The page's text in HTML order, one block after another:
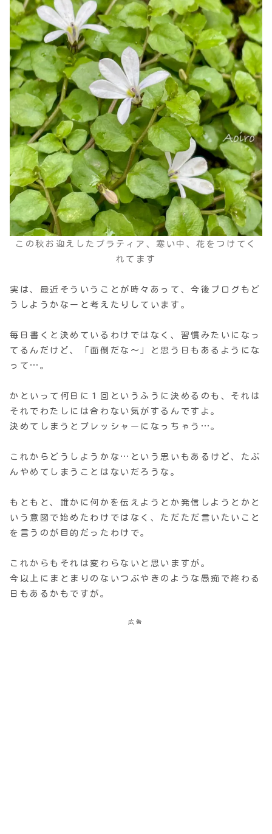
この秋お迎えしたプラティア、寒い中、花をつけてく
れてます
実は、最近そういうことが時々あって、今後ブログもど
うしようかなーと考えたりしています。
毎日書くと決めているわけではなく、習慣みたいになっ
てるんだけど、「面倒だな〜」と思う日もあるようにな
って…。
かといって何日に１回というふうに決めるのも、それは
それでわたしには合わない気がするんですよ。
決めてしまうとプレッシャーになっちゃう…。
これからどうしようかな…という思いもあるけど、たぶ
んやめてしまうことはないだろうな。
もともと、誰かに何かを伝えようとか発信しようとかと
いう意図で始めたわけではなく、ただただ言いたいこと
を言うのが目的だったわけで。
これからもそれは変わらないと思いますが。
今以上にまとまりのないつぶやきのような愚痴で終わる
日もあるかもですが。
広告